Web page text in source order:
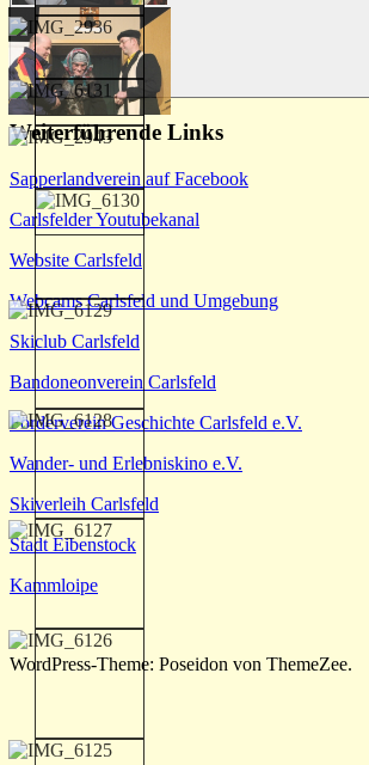
Suchen
Weiterführende Links
Sapperlandverein auf Facebook
Carlsfelder Youtubekanal
Website Carlsfeld
Webcams Carlsfeld und Umgebung
Skiclub Carlsfeld
Bandoneonverein Carlsfeld
Förderverein Geschichte Carlsfeld e.V.
Wander- und Erlebniskino e.V.
Skiverleih Carlsfeld
Stadt Eibenstock
Kammloipe
WordPress-Theme: Poseidon von ThemeZee.